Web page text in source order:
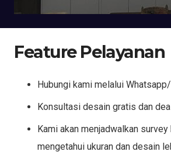
Feature Pelayanan
Hubungi kami melalui
Konsultasi desain gratis dan
Kami akan menjadwalkan
mengetahui ukuran dan desain